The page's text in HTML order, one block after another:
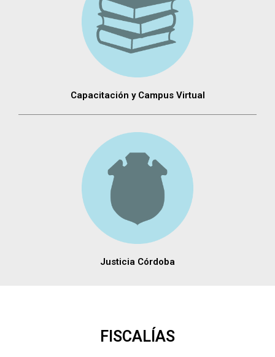
Capacitación y Campus Virtual
Justicia Córdoba
FISCALÍAS